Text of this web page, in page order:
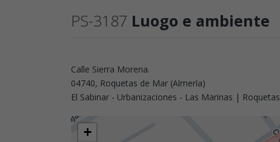
PS-3187 Luogo e ambiente
Calle Sierra Morena.
04740, Roquetas de Mar (Almería)
El Sabinar - Urbanizaciones - Las Marinas | Roquetas
+